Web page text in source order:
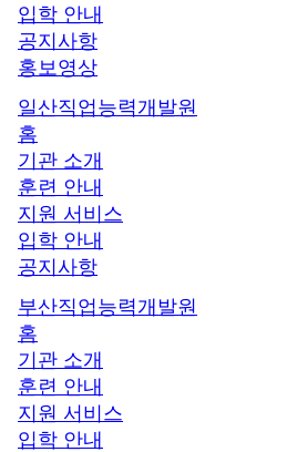
입학 안내
공지사항
홍보영상
일산직업능력개발원
홈
기관 소개
훈련 안내
지원 서비스
입학 안내
공지사항
부산직업능력개발원
홈
기관 소개
훈련 안내
지원 서비스
입학 안내